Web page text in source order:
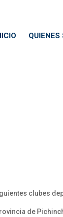
QUIENES
clubes
de